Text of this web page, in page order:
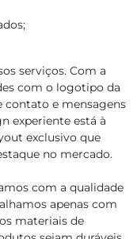
serviços. Com a
com o logotipo da
contato e mensagens
experiente está à
exclusivo que
no mercado.
com a qualidade
apenas com
materiais de